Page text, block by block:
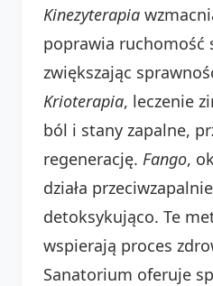
Kinezyterapia
poprawia ruchomość
zwiększając
Krioterapia, leczenie
ból i stany zapalne,
regenerację. Fango,
działa
detoksykująco. Te
wspierają proces
Sanatorium oferuje